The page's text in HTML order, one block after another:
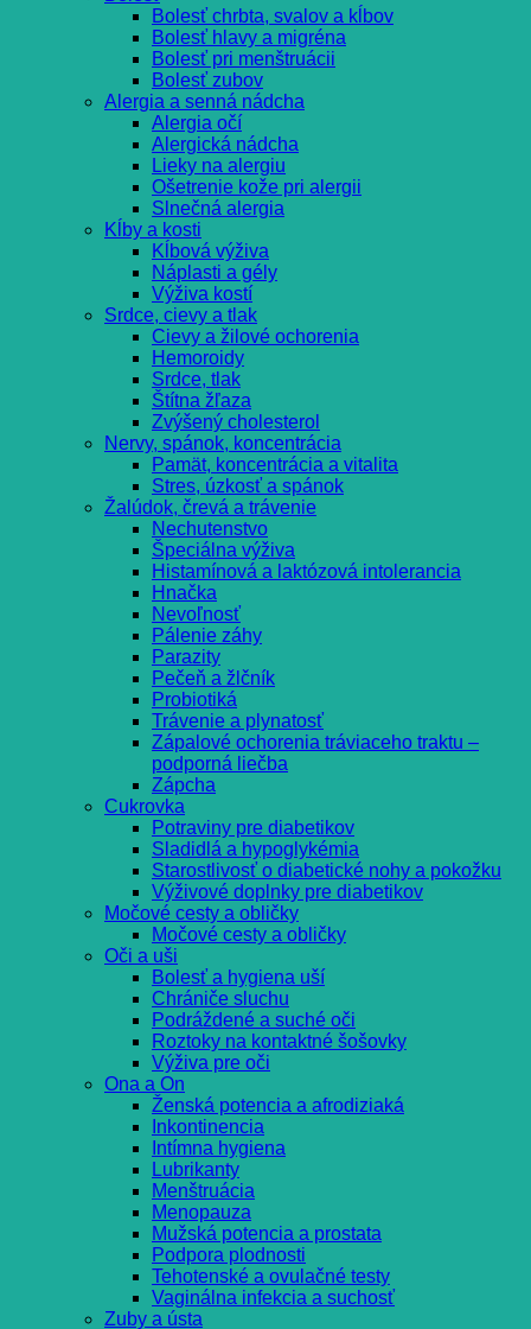
Bolesť chrbta, svalov a kĺbov
Bolesť hlavy a migréna
Bolesť pri menštruácii
Bolesť zubov
Alergia a senná nádcha
Alergia očí
Alergická nádcha
Lieky na alergiu
Ošetrenie kože pri alergii
Slnečná alergia
Kĺby a kosti
Kĺbová výživa
Náplasti a gély
Výživa kostí
Srdce, cievy a tlak
Cievy a žilové ochorenia
Hemoroidy
Srdce, tlak
Štítna žľaza
Zvýšený cholesterol
Nervy, spánok, koncentrácia
Pamät, koncentrácia a vitalita
Stres, úzkosť a spánok
Žalúdok, črevá a trávenie
Nechutenstvo
Špeciálna výživa
Histamínová a laktózová intolerancia
Hnačka
Nevoľnosť
Pálenie záhy
Parazity
Pečeň a žlčník
Probiotiká
Trávenie a plynatosť
Zápalové ochorenia tráviaceho traktu –
podporná liečba
Zápcha
Cukrovka
Potraviny pre diabetikov
Sladidlá a hypoglykémia
Starostlivosť o diabetické nohy a pokožku
Výživové doplnky pre diabetikov
Močové cesty a obličky
Močové cesty a obličky
Oči a uši
Bolesť a hygiena uší
Chrániče sluchu
Podráždené a suché oči
Roztoky na kontaktné šošovky
Výživa pre oči
Ona a On
Ženská potencia a afrodiziaká
Inkontinencia
Intímna hygiena
Lubrikanty
Menštruácia
Menopauza
Mužská potencia a prostata
Podpora plodnosti
Tehotenské a ovulačné testy
Vaginálna infekcia a suchosť
Zuby a ústa